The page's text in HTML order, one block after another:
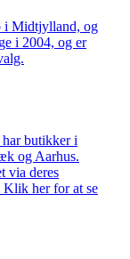
i Midtjylland, og
i 2004, og er
butikker i
og Aarhus.
via deres
her for at se